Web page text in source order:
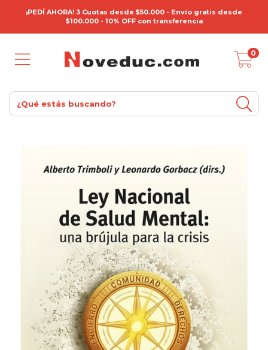
¡PEDÍ AHORA! 3 Cuotas desde $50.000 - Envío gratis desde
$100.000 - 10% OFF con transferencia
0